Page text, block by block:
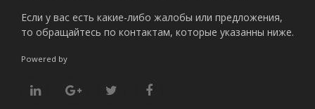
Если у вас есть какие-либо жалобы или предложения,
то обращайтесь по контактам, которые указанны ниже.
Powered by